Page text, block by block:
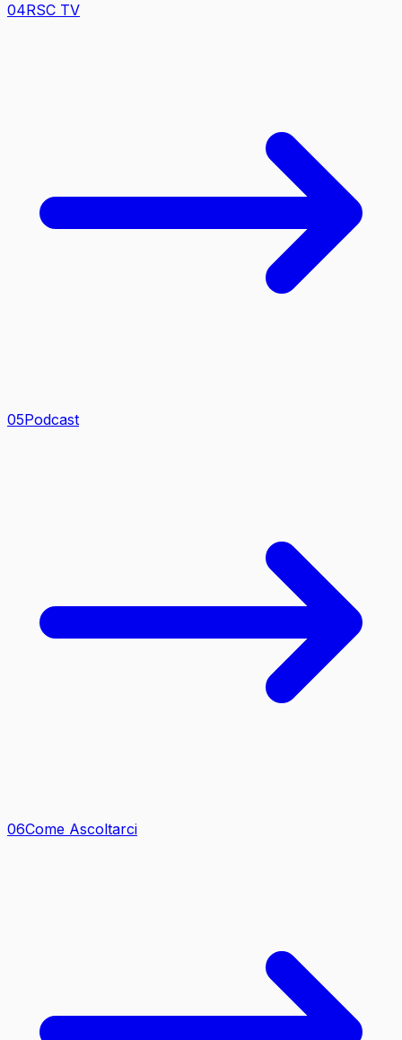
04RSC TV
05Podcast
06Come Ascoltarci